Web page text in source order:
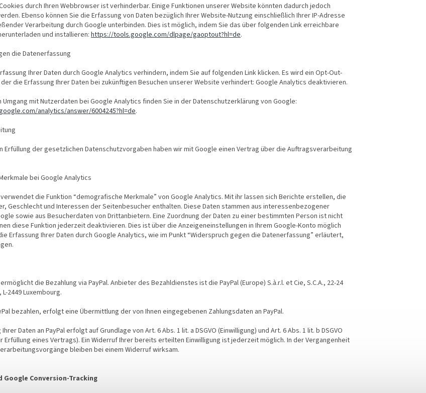
durch Ihren Webbrowser ist verhinderbar. Einige Funktionen unserer Website könnten dadurch jedoch
Ebenso können Sie die Erfassung von Daten bezüglich Ihrer Website-Nutzung einschließlich Ihrer IP-Adresse
Verarbeitung durch Google unterbinden. Dies ist möglich, indem Sie das über folgenden Link erreichbare
und installieren: https://tools.google.com/dlpage/gaoptout?hl=de.
die Datenerfassung
Ihrer Daten durch Google Analytics verhindern, indem Sie auf folgenden Link klicken. Es wird ein Opt-Out-
die Erfassung Ihrer Daten bei zukünftigen Besuchen unserer Website verhindert: Google Analytics deaktivieren.
Umgang mit Nutzerdaten bei Google Analytics finden Sie in der Datenschutzerklärung von Google:
analytics/answer/6004245?hl=de.
Erfüllung der gesetzlichen Datenschutzvorgaben haben wir mit Google einen Vertrag über die Auftragsverarbeitung
bei Google Analytics
die Funktion “demografische Merkmale” von Google Analytics. Mit ihr lassen sich Berichte erstellen, die
Geschlecht und Interessen der Seitenbesucher enthalten. Diese Daten stammen aus interessenbezogener
sowie aus Besucherdaten von Drittanbietern. Eine Zuordnung der Daten zu einer bestimmten Person ist nicht
diese Funktion jederzeit deaktivieren. Dies ist über die Anzeigeneinstellungen in Ihrem Google-Konto möglich
Erfassung Ihrer Daten durch Google Analytics, wie im Punkt “Widerspruch gegen die Datenerfassung” erläutert,
die Bezahlung via PayPal. Anbieter des Bezahldienstes ist die PayPal (Europe) S.à.r.l. et Cie, S.C.A., 22-24
2449 Luxembourg.
bezahlen, erfolgt eine Übermittlung der von Ihnen eingegebenen Zahlungsdaten an PayPal.
Daten an PayPal erfolgt auf Grundlage von Art. 6 Abs. 1 lit. a DSGVO (Einwilligung) und Art. 6 Abs. 1 lit. b DSGVO
Erfüllung eines Vertrags). Ein Widerruf Ihrer bereits erteilten Einwilligung ist jederzeit möglich. In der Vergangenheit
bleiben bei einem Widerruf wirksam.
Google Conversion-Tracking